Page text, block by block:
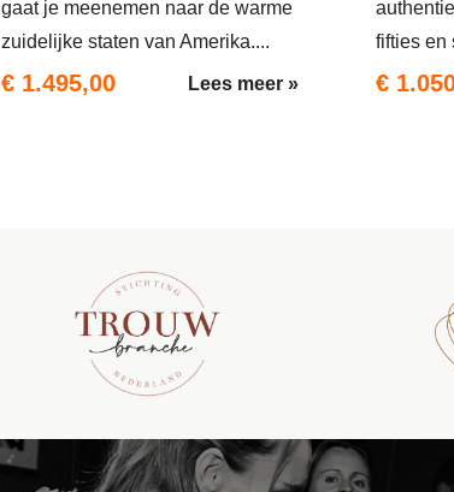
gaat je meenemen naar de warme
zuidelijke staten van Amerika....
€ 1.495,00 Lees meer »
fifties en
€